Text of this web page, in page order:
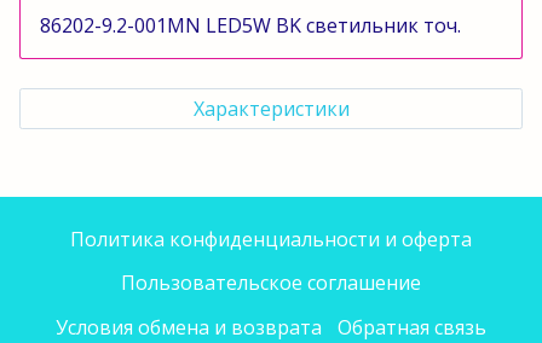
86202-9.2-001MN LED5W BK светильник точ.
Характеристики
Политика конфиденциальности и оферта
Пользовательское соглашение
Условия обмена и возврата
Обратная связь